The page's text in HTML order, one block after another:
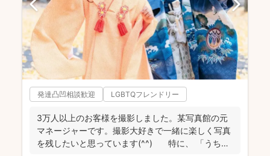
発達凸凹相談歓迎 LGBTQフレンドリー
3万人以上のお客様を撮影しました。某写真館の元
マネージャーです。撮影大好きで一緒に楽しく写真
を残したいと思っています(^^) 特に、 「うち